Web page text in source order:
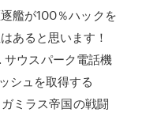
艦が100％ハックを
あると思います！
ウスパーク電話機
シュを取得する
ミラス帝国の戦闘